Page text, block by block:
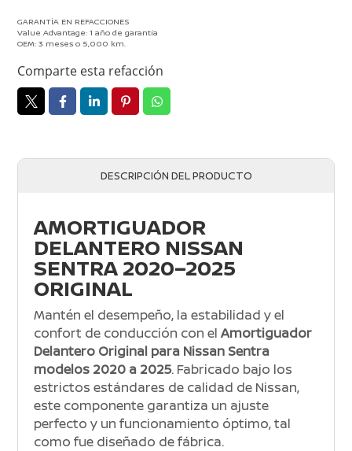
-
2025
GARANTÍA EN REFACCIONES
Value Advantage: 1 año de garantía
OEM: 3 meses o 5,000 km.
Comparte esta refacción
DESCRIPCIÓN DEL PRODUCTO
AMORTIGUADOR
DELANTERO NISSAN
SENTRA 2020–2025
ORIGINAL
Mantén el desempeño, la estabilidad y el
confort de conducción con elAmortiguador
Delantero Original para Nissan Sentra
modelos 2020 a 2025. Fabricado bajo los
estrictos estándares de calidad de Nissan,
este componente garantiza un ajuste
perfecto y un funcionamiento óptimo, tal
como fue diseñado de fábrica.